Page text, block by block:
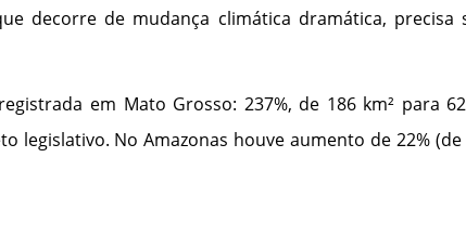
decorre de mudança climática dramática,
em Mato Grosso: 237%, de 186 km² para
No Amazonas houve aumento de 22% (de